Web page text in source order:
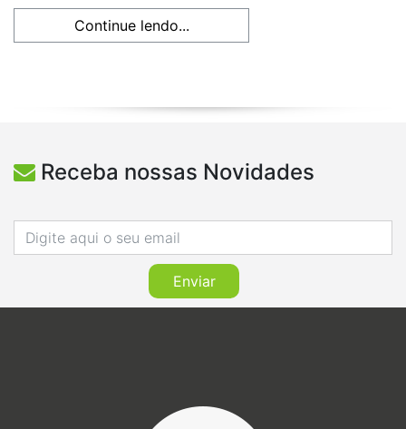
Continue lendo...
Receba nossas Novidades